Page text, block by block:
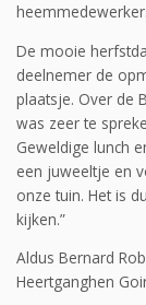
De mooie
deelnemer de
plaatsje. Over de
was zeer te
Geweldige lunch
een juweeltje en
onze tuin. Het is
kijken.”
Aldus Bernard
Heertganghen